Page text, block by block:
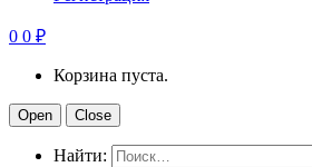
0 0 ₽
Корзина пуста.
Open Close
Найти: